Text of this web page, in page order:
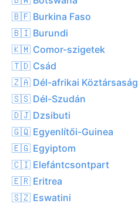
🇧🇫 Burkina Faso
🇧🇮 Burundi
🇰🇲 Comor-szigetek
🇹🇩 Csád
🇿🇦 Dél-afrikai Köztársaság
🇸🇸 Dél-Szudán
🇩🇯 Dzsibuti
🇬🇶 Egyenlítői-Guinea
🇪🇬 Egyiptom
🇨🇮 Elefántcsontpart
🇪🇷 Eritrea
🇸🇿 Eswatini